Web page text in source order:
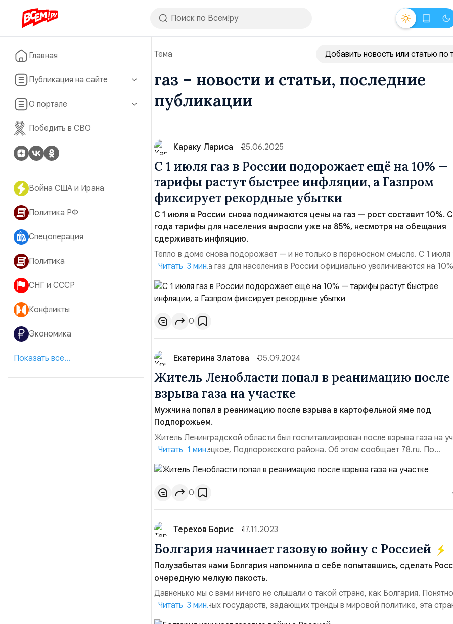
Главная
Публикация на сайте
О портале
Победить в СВО
Война США и Ирана
Политика РФ
Спецоперация
Политика
СНГ и СССР
Конфликты
Экономика
Показать все...
Тема Добавить новость или статью по
газ – новости и статьи, последние
публикации
Караку Лариса 25.06.2025
С 1 июля газ в России подорожает ещё на 10% —
тарифы растут быстрее инфляции, а Газпром
фиксирует рекордные убытки
С 1 июля в России снова поднимаются цены на газ — рост составит 10%.
года тарифы для населения выросли уже на 85%, несмотря на обещания
сдерживать инфляцию.
Тепло в доме снова подорожает — и не только в переносном смысле. С 1 июля
года тарифы на газ для населения в России официально увеличиваются на
уже третье существенное повышение с начала 2020-х и, как подчёркивают
аналитики, далеко не последнее. Формально рост объясняется
инфляции». Но реальность оказывается чу...
Читать 3 мин.
0
Екатерина Златова 05.09.2024
Житель Ленобласти попал в реанимацию после
взрыва газа на участке
Мужчина попал в реанимацию после взрыва в картофельной яме под
Подпорожьем.
Житель Ленинградской области был госпитализирован после взрыва газа на
в деревне Купецкое, Подпорожского района. Об этом сообщает 78.ru. По
предварительной информации, мужчина использовал горелку для сушки
картофельной ямы, что привело к скоплению газа и последующему взрыву. «В
то момент произошел взрыв газа, и мужчина получил се...
Читать 1 мин.
0
Терехов Борис 17.11.2023
Болгария начинает газовую войну с Россией
Полузабытая нами Болгария напомнила о себе попытавшись, сделать
очередную мелкую пакость.
Давненько мы с вами ничего не слышали о такой стране, как Болгария.
числу суверенных государств, задающих тренды в мировой политике, эта
никогда не относилась и сейчас не относится. Но хоть что‑то там должно было
Читать 3 мин.